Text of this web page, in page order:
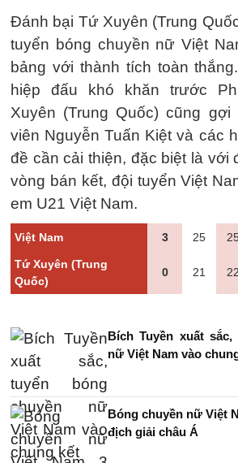
Đánh bại Tứ Xuyên (Trung
tuyển bóng chuyền nữ Việt
bảng với thành tích toàn
hiệp đấu khó khăn trước
Xuyên (Trung Quốc) cũng gợi
viên Nguyễn Tuấn Kiệt và các
đề cần cải thiện, đặc biệt là với
vòng bán kết, đội tuyển Việt
em U21 Việt Nam.
Việt Nam 3 25
Tứ Xuyên (Trung
Quốc)
0 21 22
Bích Tuyền xuất
nữ Việt Nam vào
Bóng chuyền nữ Việt
địch giải châu Á